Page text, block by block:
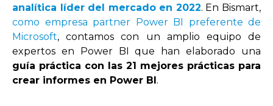
analítica líder del mercado en 2022. En Bismart,
como empresa partner Power BI preferente de
Microsoft, contamos con un amplio equipo de
expertos en Power BI que han elaborado una
guía práctica con las 21 mejores prácticas para
crear informes en Power BI .